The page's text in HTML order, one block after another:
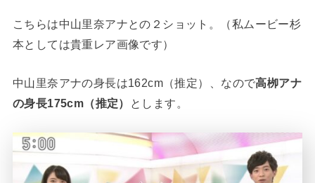
こちらは中山里奈アナとの２ショット。（私ムービー杉
本としては貴重レア画像です）
中山里奈アナの身長は162cm（推定）、なので高栁アナ
の身長175cm（推定）
とします。